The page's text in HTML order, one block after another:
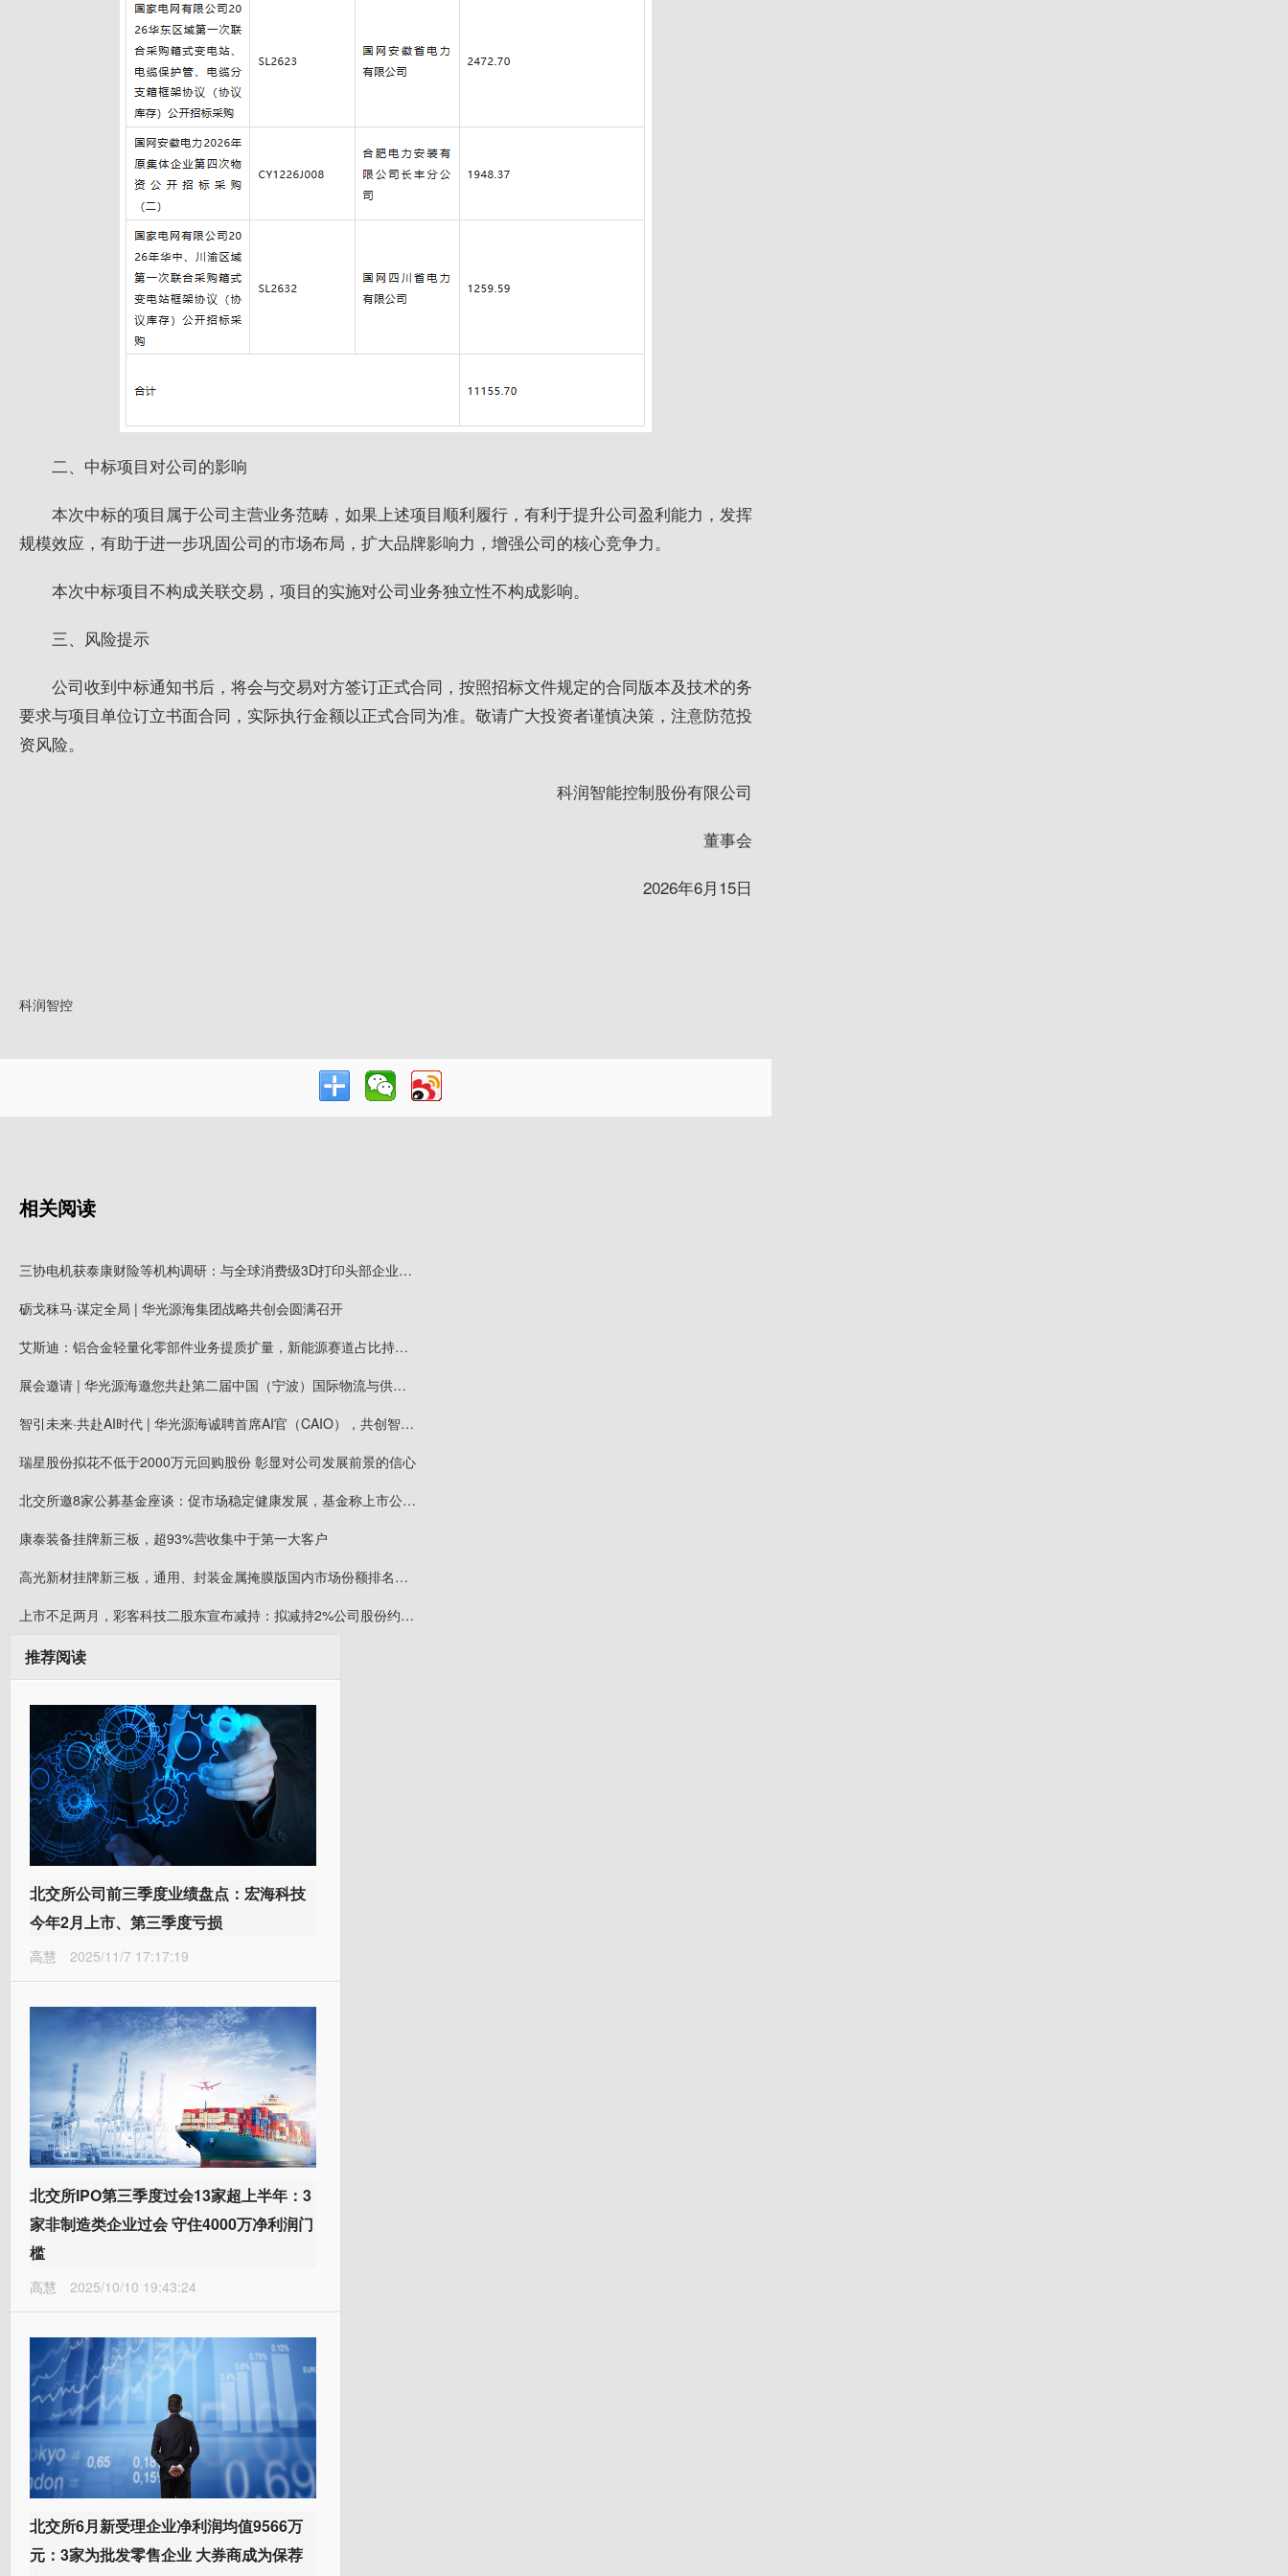
二、中标项目对公司的影响
本次中标的项目属于公司主营业务范畴，如果上述项目顺利履行，有利于提升公司盈利能力，发挥
规模效应，有助于进一步巩固公司的市场布局，扩大品牌影响力，增强公司的核心竞争力。
本次中标项目不构成关联交易，项目的实施对公司业务独立性不构成影响。
三、风险提示
公司收到中标通知书后，将会与交易对方签订正式合同，按照招标文件规定的合同版本及技术的务
要求与项目单位订立书面合同，实际执行金额以正式合同为准。敬请广大投资者谨慎决策，注意防范投
资风险。
科润智能控制股份有限公司
董事会
2026年6月15日
科润智控
相关阅读
三协电机获泰康财险等机构调研：与全球消费级3D打印头部企业拓竹长期合作，有望获得大量新增客户需求
砺戈秣马·谋定全局 | 华光源海集团战略共创会圆满召开
艾斯迪：铝合金轻量化零部件业务提质扩量，新能源赛道占比持续提高
展会邀请 | 华光源海邀您共赴第二届中国（宁波）国际物流与供应链博览会，展位号：T01
智引未来·共赴AI时代 | 华光源海诚聘首席AI官（CAIO），共创智慧物流新未来！
瑞星股份拟花不低于2000万元回购股份 彰显对公司发展前景的信心
北交所邀8家公募基金座谈：促市场稳定健康发展，基金称上市公司质量持续提升
康泰装备挂牌新三板，超93%营收集中于第一大客户
高光新材挂牌新三板，通用、封装金属掩膜版国内市场份额排名第一
上市不足两月，彩客科技二股东宣布减持：拟减持2%公司股份约可套现5008万元
推荐阅读
北交所公司前三季度业绩盘点：宏海科技
今年2月上市、第三季度亏损
高慧 2025/11/7 17:17:19
北交所IPO第三季度过会13家超上半年：3
家非制造类企业过会 守住4000万净利润门
槛
高慧 2025/10/10 19:43:24
北交所6月新受理企业净利润均值9566万
元：3家为批发零售企业 大券商成为保荐